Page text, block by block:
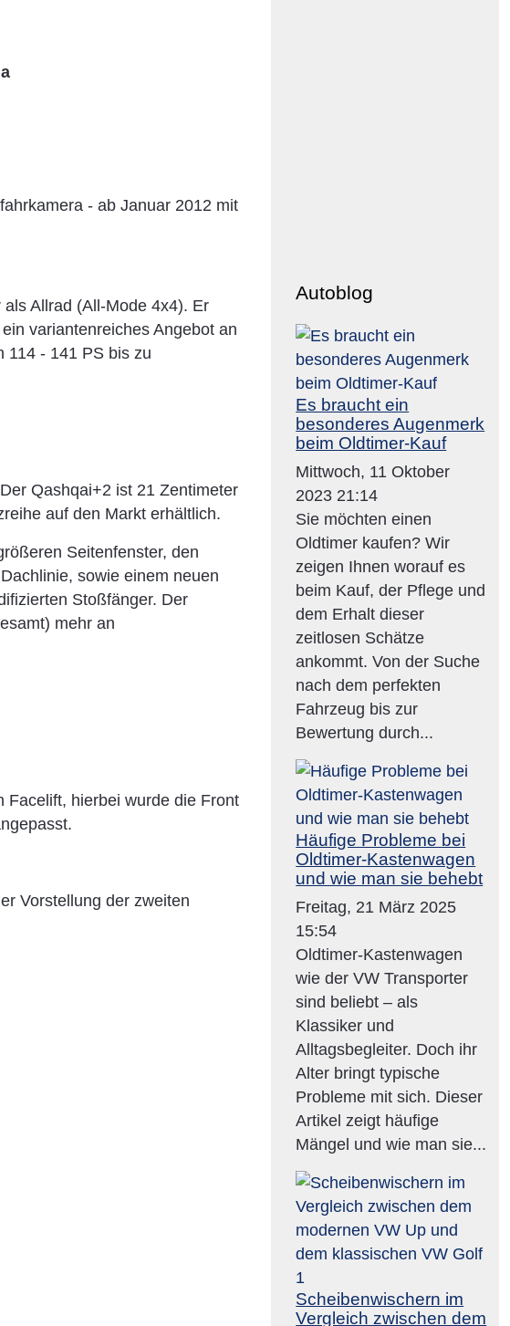
- ab Januar 2012 mit
Allrad (All-Mode 4x4). Er
variantenreiches Angebot an
114 - 141 PS bis zu
Qashqai+2 ist 21 Zentimeter
auf den Markt erhältlich.
Seitenfenster, den
sowie einem neuen
Stoßfänger. Der
mehr an
Facelift, hierbei wurde die Front
Vorstellung der zweiten
Autoblog
Es braucht ein
besonderes Augenmerk
beim Oldtimer-Kauf
Mittwoch, 11 Oktober
2023 21:14
Sie möchten einen
Oldtimer kaufen? Wir
zeigen Ihnen worauf es
beim Kauf, der Pflege und
dem Erhalt dieser
zeitlosen Schätze
ankommt. Von der Suche
nach dem perfekten
Fahrzeug bis zur
Bewertung durch...
Häufige Probleme bei
Oldtimer-Kastenwagen
und wie man sie behebt
Freitag, 21 März 2025
15:54
Oldtimer-Kastenwagen
wie der VW Transporter
sind beliebt – als
Klassiker und
Alltagsbegleiter. Doch ihr
Alter bringt typische
Probleme mit sich. Dieser
Artikel zeigt häufige
Mängel und wie man sie...
Scheibenwischern im
Vergleich zwischen dem